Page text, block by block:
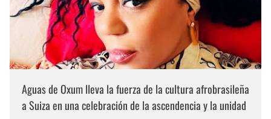
Aguas de Oxum lleva la fuerza de la cultura afrobrasileña
a Suiza en una celebración de la ascendencia y la unidad